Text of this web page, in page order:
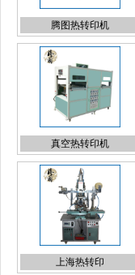
真空热转印机
上海热转印